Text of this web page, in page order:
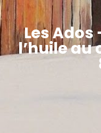
Les
l’huile au